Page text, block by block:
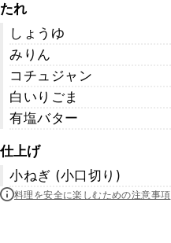
たれ
しょうゆ
みりん
コチュジャン
白いりごま
有塩バター
仕上げ
小ねぎ (小口切り)
料理を安全に楽しむための注意事項